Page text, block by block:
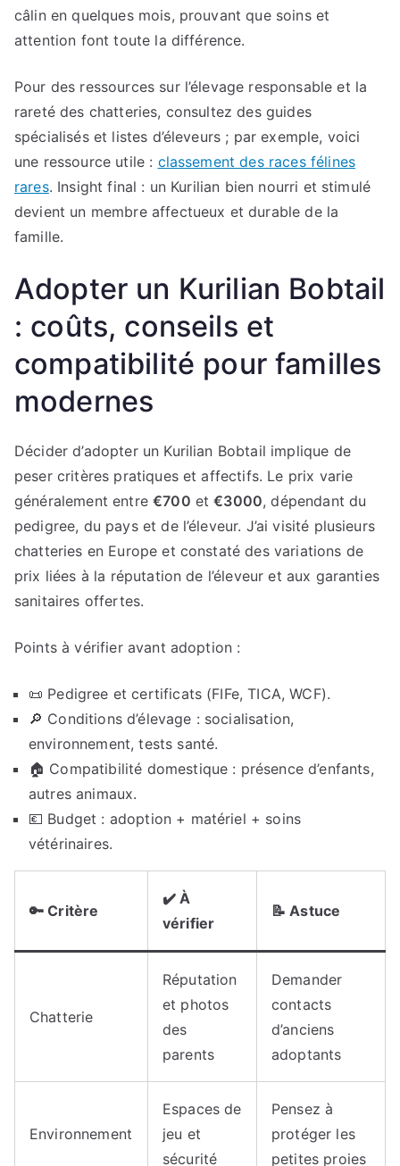
câlin en quelques mois, prouvant que soins et
attention font toute la différence.
Pour des ressources sur l’élevage responsable et la
rareté des chatteries, consultez des guides
spécialisés et listes d’éleveurs ; par exemple, voici
une ressource utile : classement des races félines
rares. Insight final : un Kurilian bien nourri et stimulé
devient un membre affectueux et durable de la
famille.
Adopter un Kurilian Bobtail
: coûts, conseils et
compatibilité pour familles
modernes
Décider d’adopter un Kurilian Bobtail implique de
peser critères pratiques et affectifs. Le prix varie
généralement entre€700 et€3000, dépendant du
pedigree, du pays et de l’éleveur. J’ai visité plusieurs
chatteries en Europe et constaté des variations de
prix liées à la réputation de l’éleveur et aux garanties
sanitaires offertes.
Points à vérifier avant adoption :
📜 Pedigree et certificats (FIFe, TICA, WCF).
🔎 Conditions d’élevage : socialisation,
environnement, tests santé.
🏠 Compatibilité domestique : présence d’enfants,
autres animaux.
💶 Budget : adoption + matériel + soins
vétérinaires.
🔑 Critère
✔️ À
vérifier
📝 Astuce
Chatterie
Réputation
et photos
des
parents
Demander
contacts
d’anciens
adoptants
Environnement
Espaces de
jeu et
sécurité
Pensez à
protéger les
petites proies